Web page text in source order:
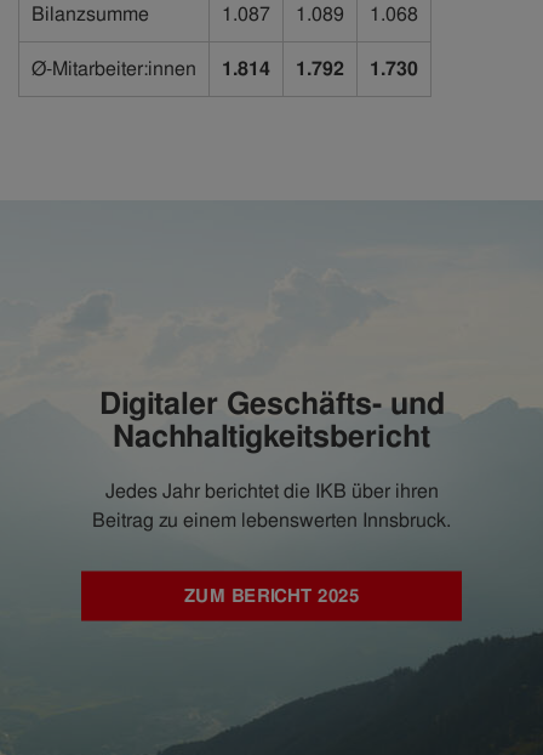
Bilanzsumme 1.087 1.089 1.068
Ø-Mitarbeiter:innen 1.814 1.792 1.730
Digitaler Geschäfts- und
Nachhaltigkeitsbericht
Jedes Jahr berichtet die IKB über ihren
Beitrag zu einem lebenswerten Innsbruck.
ZUM BERICHT 2025